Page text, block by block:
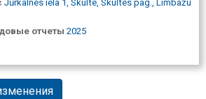
Jūrkalnes iela 1, Skulte, Skultes pag., Limbažu
отчеты 2025